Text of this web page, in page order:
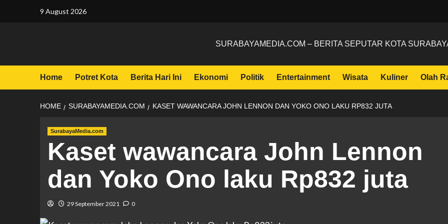
9 August 2026
SURABAYAMEDIA.COM – BERITA SEPUTAR KOTA
Home Potret Kota Berita Hari Ini Ekonomi Politik Entertainment Wisata Kuliner Olah
HOME SURABAYAMEDIA.COM KASET WAWANCARA JOHN LENNON DAN YOKO ONO LAKU RP832 JUTA
SurabayaMedia.com
Kaset wawancara John Lennon
dan Yoko Ono laku Rp832 juta
29 September 2021 0